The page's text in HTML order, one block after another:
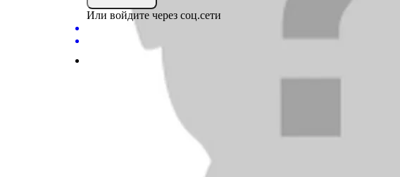
Или войдите через соц.сети